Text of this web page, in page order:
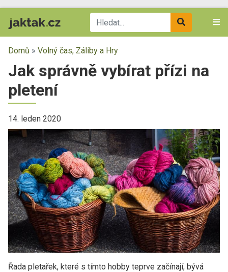
Domů » Volný čas, Záliby a Hry
Jak správně vybírat přízi na
pletení
14. leden 2020
Řada pletařek, které s tímto hobby teprve začínají, bývá